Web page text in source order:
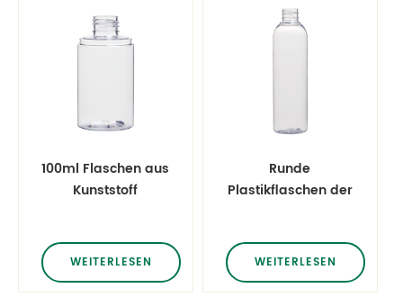
100ml Flaschen aus
Kunststoff
WEITERLESEN
Runde
Plastikflaschen der
WEITERLESEN